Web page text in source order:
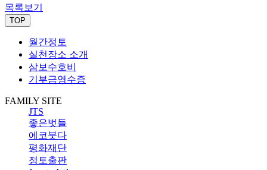
목록보기
TOP
월간정토
실천장소 소개
삼보수호비
기부금영수증
FAMILY SITE
JTS
좋은벗들
에코붓다
평화재단
정토출판